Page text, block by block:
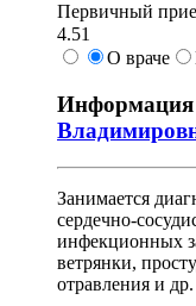
Первичный
4.51
О враче
Занимается
сердечно-
инфекционных
ветрянки,
отравления и др.